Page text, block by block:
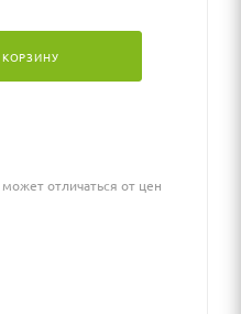
КОРЗИНУ
отличаться от цен